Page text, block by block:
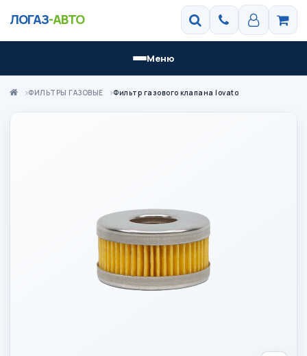
ЛОГАЗ-АВТО
Меню
ФИЛЬТРЫ ГАЗОВЫЕ Фильтр газового клапана lovato